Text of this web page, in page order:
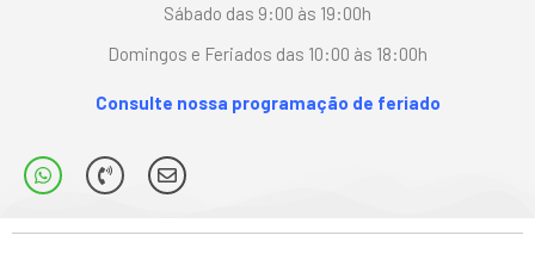
Sábado das 9:00 às 19:00h
Domingos e Feriados das 10:00 às 18:00h
Consulte nossa programação de feriado